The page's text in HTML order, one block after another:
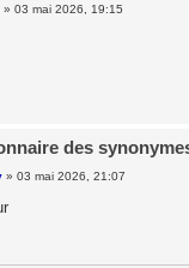
»03 mai 2026, 19:15
des
»03 mai 2026, 21:07